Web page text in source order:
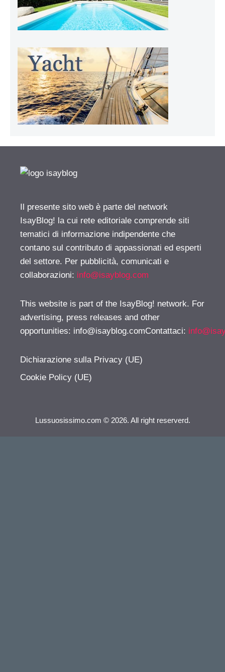
Il presente sito web è parte del network
IsayBlog! la cui rete editoriale comprende siti
tematici di informazione indipendente che
contano sul contributo di appassionati ed esperti
del settore. Per pubblicità, comunicati e
collaborazioni: info@isayblog.com
This website is part of the IsayBlog! network. For
advertising, press releases and other
opportunities: info@isayblog.comContattaci:
Dichiarazione sulla Privacy (UE)
Cookie Policy (UE)
Lussuosissimo.com © 2026. All right reserverd.